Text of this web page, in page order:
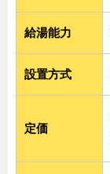
給湯能力
設置方式
定価